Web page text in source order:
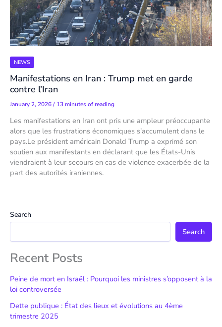
NEWS
Manifestations en Iran : Trump met en garde
contre l’Iran
January 2, 2026/ 13 minutes of reading
Les manifestations en Iran ont pris une ampleur préoccupante
alors que les frustrations économiques s’accumulent dans le
pays.Le président américain Donald Trump a exprimé son
soutien aux manifestants en déclarant que les États-Unis
viendraient à leur secours en cas de violence exacerbée de la
part des autorités iraniennes.
Search
Search
Recent Posts
Peine de mort en Israël : Pourquoi les ministres s’opposent à la
loi controversée
Dette publique : État des lieux et évolutions au 4ème
trimestre 2025